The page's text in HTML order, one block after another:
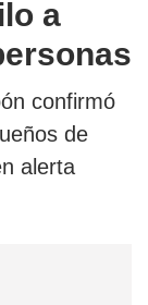
a
confirmó
de
alerta